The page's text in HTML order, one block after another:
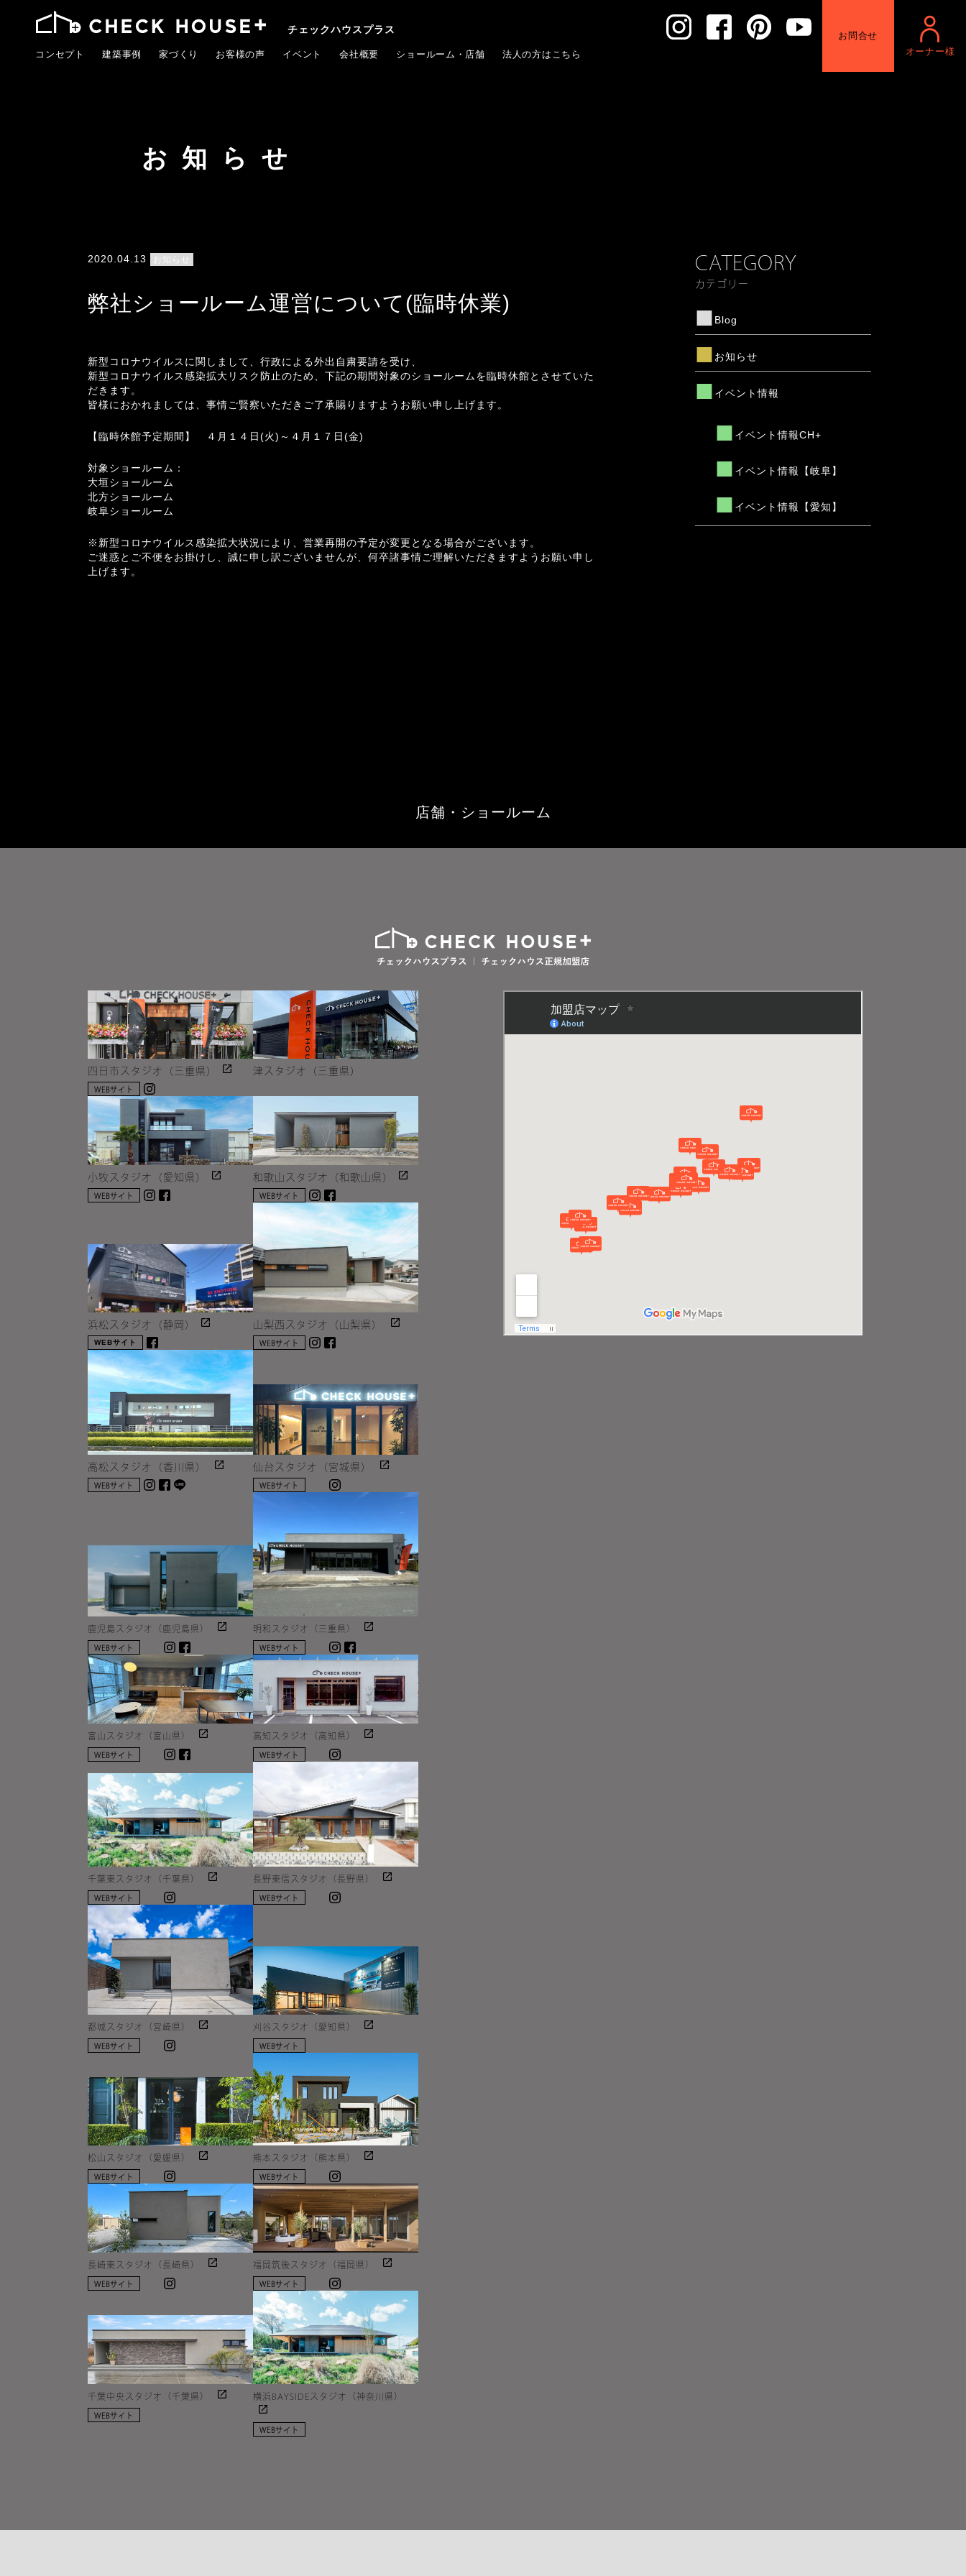
チェックハウスプラス
コンセプト 建築事例 家づくり お客様の声 イベント 会社概要 ショールーム・店舗 法人の方はこちら
お問合せ
オーナー様
お知らせ
CATEGORY
カテゴリー
Blog
お知らせ
イベント情報
イベント情報CH+
イベント情報【岐阜】
イベント情報【愛知】
2020.04.13 お知らせ
弊社ショールーム運営について(臨時休業)
新型コロナウイルスに関しまして、行政による外出自粛要請を受け、
新型コロナウイルス感染拡大リスク防止のため、下記の期間対象のショールームを臨時休館とさせていた
だきます。
皆様におかれましては、事情ご賢察いただきご了承賜りますようお願い申し上げます。
【臨時休館予定期間】 ４月１４日(火)～４月１７日(金)
対象ショールーム：
大垣ショールーム
北方ショールーム
岐阜ショールーム
※新型コロナウイルス感染拡大状況により、営業再開の予定が変更となる場合がございます。
ご迷惑とご不便をお掛けし、誠に申し訳ございませんが、何卒諸事情ご理解いただきますようお願い申し
上げます。
店舗・ショールーム
四日市スタジオ（三重県）
WEBサイト
津スタジオ（三重県）
小牧スタジオ（愛知県）
WEBサイト Instagram
和歌山スタジオ（和歌山県）
WEBサイト Instagram
浜松スタジオ（静岡）
WEBサイト
山梨西スタジオ（山梨県）
WEBサイト Instagram
高松スタジオ（香川県）
WEBサイト Instagram
facebook
仙台スタジオ（宮城県）
WEBサイト
鹿児島スタジオ（鹿児島県）
WEBサイト Instagram
明和スタジオ（三重県）
WEBサイト Instagram
富山スタジオ（富山県）
WEBサイト Instagram
高知スタジオ（高知県）
WEBサイト
千葉東スタジオ（千葉県）
WEBサイト
長野東信スタジオ（長野県）
WEBサイト
都城スタジオ（宮崎県）
WEBサイト
刈谷スタジオ（愛知県）
WEBサイト
松山スタジオ（愛媛県）
WEBサイト
熊本スタジオ（熊本県）
WEBサイト
長崎東スタジオ（長崎県）
WEBサイト
福岡筑後スタジオ（福岡県）
WEBサイト
千葉中央スタジオ（千葉県）
WEBサイト
横浜BAYSIDEスタジオ（神奈川県）
WEBサイト